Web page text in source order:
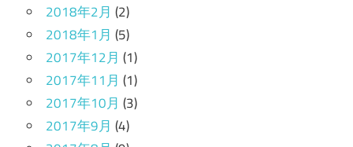
2018年2月 (2)
2018年1月 (5)
2017年12月 (1)
2017年11月 (1)
2017年10月 (3)
2017年9月 (4)